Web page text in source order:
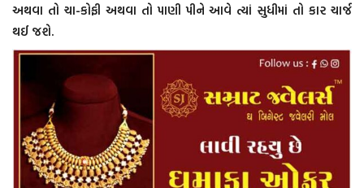
અથવા તો ચા-કોફી અથવા તો પાણી પીને આવે ત્યાં સુધીમાં તો કાર ચાર્જ
થઈ જશે.